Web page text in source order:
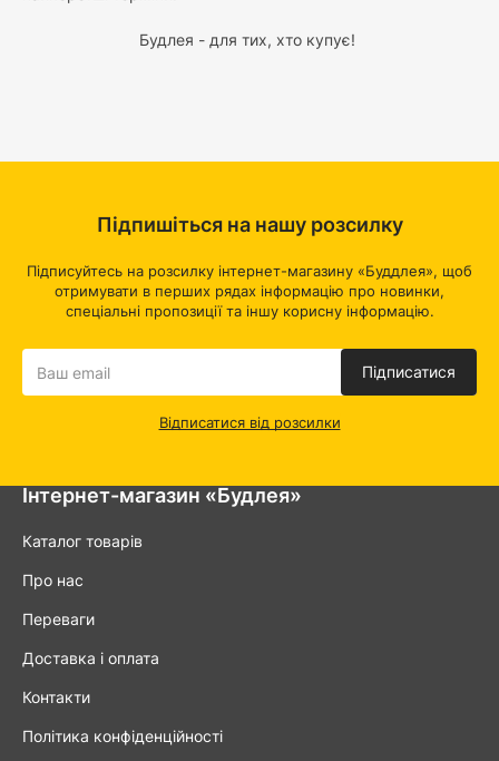
Будлея - для тих, хто купує!
Інтернет-магазин «Будлея»
Каталог товарів
Про нас
Переваги
Доставка і оплата
Контакти
Політика конфіденційності
Підпишіться на нашу розсилку
Підписуйтесь на розсилку інтернет-магазину «Буддлея», щоб
отримувати в перших рядах інформацію про новинки,
спеціальні пропозиції та іншу корисну інформацію.
Підписатися
Відписатися від розсилки